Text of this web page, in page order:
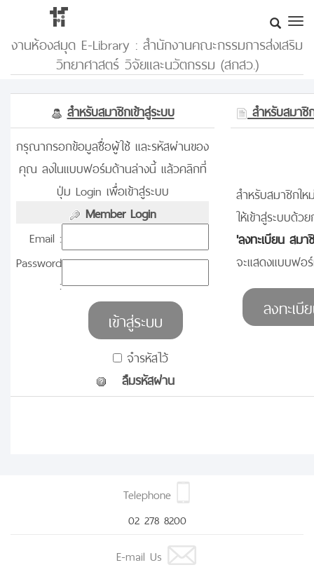
งานห้องสมุด E-Library : สำนักงานคณะกรรมการส่งเสริม
วิทยาศาสตร์ วิจัยและนวัตกรรม (สกสว.)
สำหรับสมาชิกเข้าสู่ระบบ
สำหรับสมาชิ
กรุณากรอกข้อมูลชื่อผู้ใช้ และรหัสผ่านของ
คุณ ลงในแบบฟอร์มด้านล่างนี้ แล้วคลิกที่
ปุ่ม Login เพื่อเข้าสู่ระบบ
Member Login
Email :
Password
:
จำรหัสไว้
ลืมรหัสผ่าน
สำหรับสมาชิกให
ให้เข้าสู่ระบบด้
'ลงทะเบียน สม
จะแสดงแบบฟอ
Telephone
02 278 8200
E-mail Us